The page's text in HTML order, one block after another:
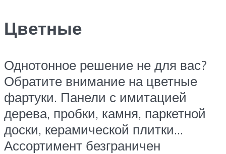
Цветные
Однотонное решение не для вас?
Обратите внимание на цветные
фартуки. Панели с имитацией
дерева, пробки, камня, паркетной
доски, керамической плитки…
Ассортимент безграничен